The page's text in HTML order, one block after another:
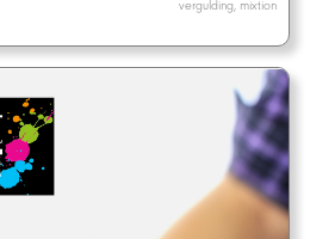
vergulding, mixtion